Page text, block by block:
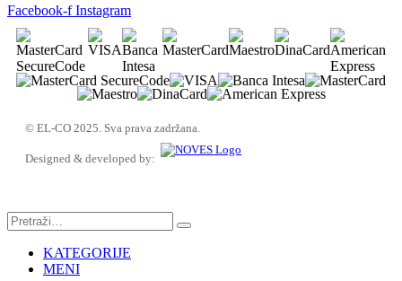
Facebook-f Instagram
© EL-CO 2025. Sva prava zadržana.
Designed & developed by:
KATEGORIJE
MENI